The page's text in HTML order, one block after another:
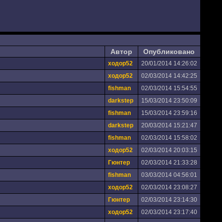
Автор Опубликовано
ходор52
20/01/2014 14:26:02
ходор52
02/03/2014 14:42:25
fishman
02/03/2014 15:54:55
darkstep
15/03/2014 23:50:09
fishman
15/03/2014 23:59:16
darkstep
20/03/2014 15:21:47
fishman
02/03/2014 15:58:02
ходор52
02/03/2014 20:03:15
Гюнтер
02/03/2014 21:33:28
fishman
03/03/2014 04:56:01
ходор52
02/03/2014 23:08:27
Гюнтер
02/03/2014 23:14:30
ходор52
02/03/2014 23:17:40